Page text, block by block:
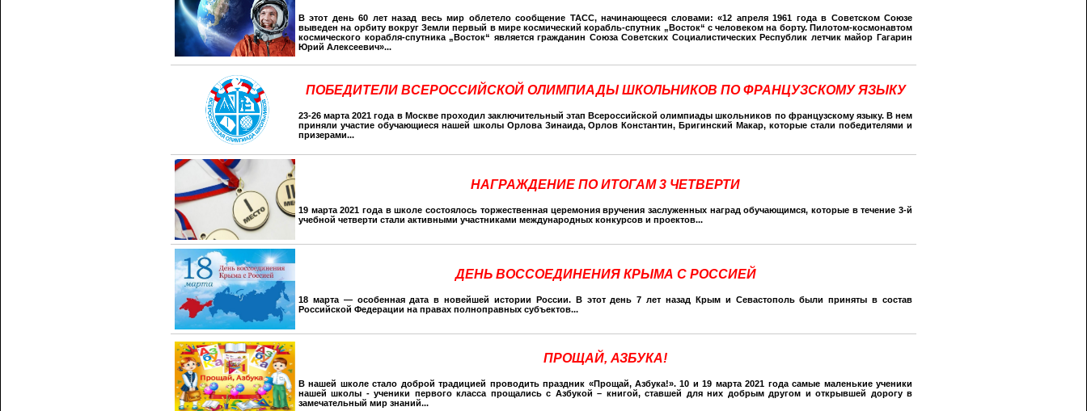
В этот день 60 лет назад весь мир облетело сообщение ТАСС, начинающееся словами: «12 апреля 1961 года в Советском Союзе
выведен на орбиту вокруг Земли первый в мире космический корабль-спутник „Восток“ с человеком на борту. Пилотом-космонавтом
космического корабля-спутника „Восток“ является гражданин Союза Советских Социалистических Республик летчик майор Гагарин
Юрий Алексеевич»...
ПОБЕДИТЕЛИ ВСЕРОССИЙСКОЙ ОЛИМПИАДЫ ШКОЛЬНИКОВ ПО ФРАНЦУЗСКОМУ ЯЗЫКУ
23-26 марта 2021 года в Москве проходил заключительный этап Всероссийской олимпиады школьников по французскому языку. В нем
приняли участие обучающиеся нашей школы Орлова Зинаида, Орлов Константин, Бригинский Макар, которые стали победителями и
призерами...
НАГРАЖДЕНИЕ ПО ИТОГАМ 3 ЧЕТВЕРТИ
19 марта 2021 года в школе состоялось торжественная церемония вручения заслуженных наград обучающимся, которые в течение 3-й
учебной четверти стали активными участниками международных конкурсов и проектов...
ДЕНЬ ВОССОЕДИНЕНИЯ КРЫМА С РОССИЕЙ
18 марта — особенная дата в новейшей истории России. В этот день 7 лет назад Крым и Севастополь были приняты в состав
Российской Федерации на правах полноправных субъектов...
ПРОЩАЙ, АЗБУКА!
В нашей школе стало доброй традицией проводить праздник «Прощай, Азбука!». 10 и 19 марта 2021 года самые маленькие ученики
нашей школы - ученики первого класса прощались с Азбукой – книгой, ставшей для них добрым другом и открывшей дорогу в
замечательный мир знаний...